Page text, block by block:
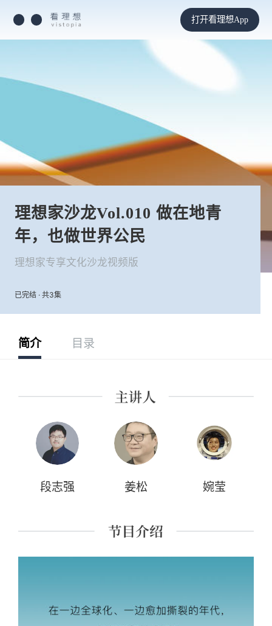
打开看理想App
理想家沙龙Vol.010 做在地青
年，也做世界公民
理想家专享文化沙龙视频版
已完结 · 共3集
简介 目录
段志强 姜松 婉莹